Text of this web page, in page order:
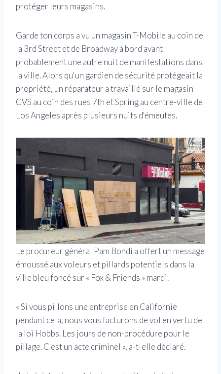
protéger leurs magasins.
Garde ton corps a vu un magasin T-Mobile au coin de
la 3rd Street et de Broadway à bord avant
probablement une autre nuit de manifestations dans
la ville. Alors qu'un gardien de sécurité protégeait la
propriété, un réparateur a travaillé sur le magasin
CVS au coin des rues 7th et Spring au centre-ville de
Los Angeles après plusieurs nuits d'émeutes.
Le procureur général Pam Bondi a offert un message
émoussé aux voleurs et pillards potentiels dans la
ville bleu foncé sur « Fox & Friends » mardi.
« Si vous pillons une entreprise en Californie
pendant cela, nous vous facturons de vol en vertu de
la loi Hobbs. Les jours de non-procédure pour le
pillage. C'est un acte criminel », a-t-elle déclaré.